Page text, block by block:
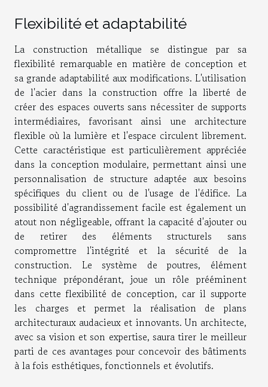
Flexibilité et adaptabilité
La construction métallique se distingue par sa
flexibilité remarquable en matière de conception et
sa grande adaptabilité aux modifications. L'utilisation
de l'acier dans la construction offre la liberté de
créer des espaces ouverts sans nécessiter de supports
intermédiaires, favorisant ainsi une architecture
flexible où la lumière et l'espace circulent librement.
Cette caractéristique est particulièrement appréciée
dans la conception modulaire, permettant ainsi une
personnalisation de structure adaptée aux besoins
spécifiques du client ou de l'usage de l'édifice. La
possibilité d'agrandissement facile est également un
atout non négligeable, offrant la capacité d'ajouter ou
de retirer des éléments structurels sans
compromettre l'intégrité et la sécurité de la
construction. Le système de poutres, élément
technique prépondérant, joue un rôle prééminent
dans cette flexibilité de conception, car il supporte
les charges et permet la réalisation de plans
architecturaux audacieux et innovants. Un architecte,
avec sa vision et son expertise, saura tirer le meilleur
parti de ces avantages pour concevoir des bâtiments
à la fois esthétiques, fonctionnels et évolutifs.